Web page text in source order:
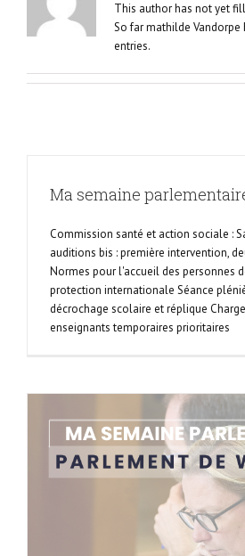
This author has not yet
So far mathilde
entries.
Ma semaine
Commission santé et action sociale :
auditions bis : première intervention,
Normes pour l'accueil des personnes
protection internationale Séance
décrochage scolaire et réplique
enseignants temporaires prioritaires